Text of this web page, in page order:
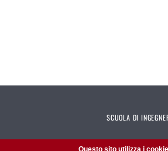
SCUOLA DI
Presentazione
Questo sito utilizza i